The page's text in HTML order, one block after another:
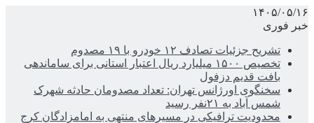
۱۴۰۵/۰۵/۱۶
خبر فوری
تشریح جزئیات تصادف ۱۲ خودرو با ۱۹ مصدوم
تخصیص ۱۵۰۰ میلیارد ریال اعتبار استانی برای ساماندهی
بافت قدیم دزفول
سخنگوی اورژانس تهران: تعداد مصدومان حادثه شهرک
شمس آباد به ۲۱نفر رسید
محدودیت ترافیکی در مسیرهای منتهی به امامزادگان کرج